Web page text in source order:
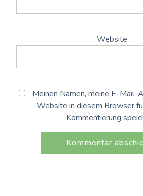
Website
Meinen Namen, meine E-Mail-
Website in diesem Browser
Kommentierung